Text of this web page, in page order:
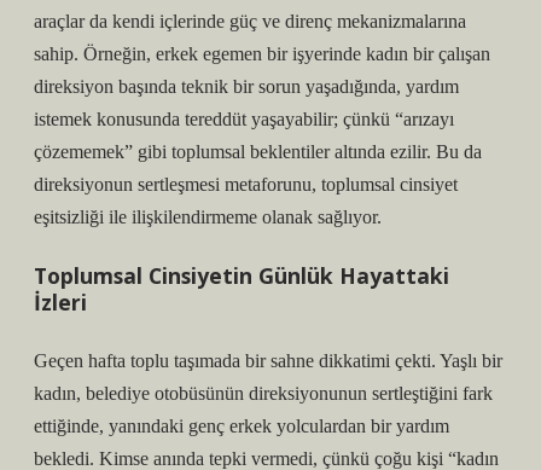
araçlar da kendi içlerinde güç ve direnç mekanizmalarına
sahip. Örneğin, erkek egemen bir işyerinde kadın bir çalışan
direksiyon başında teknik bir sorun yaşadığında, yardım
istemek konusunda tereddüt yaşayabilir; çünkü “arızayı
çözememek” gibi toplumsal beklentiler altında ezilir. Bu da
direksiyonun sertleşmesi metaforunu, toplumsal cinsiyet
eşitsizliği ile ilişkilendirmeme olanak sağlıyor.
Toplumsal Cinsiyetin Günlük Hayattaki
İzleri
Geçen hafta toplu taşımada bir sahne dikkatimi çekti. Yaşlı bir
kadın, belediye otobüsünün direksiyonunun sertleştiğini fark
ettiğinde, yanındaki genç erkek yolculardan bir yardım
bekledi. Kimse anında tepki vermedi, çünkü çoğu kişi “kadın